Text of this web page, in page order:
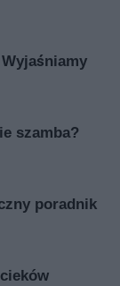
szamba?
poradnik